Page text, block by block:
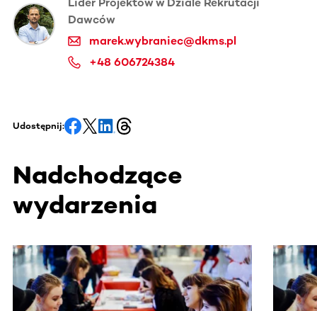
Dawców
marek.wybraniec@dkms.pl
+48 606724384
Udostępnij:
Nadchodzące
wydarzenia
Ta sekcja zawiera treści przewijane w poziomie. Użyj